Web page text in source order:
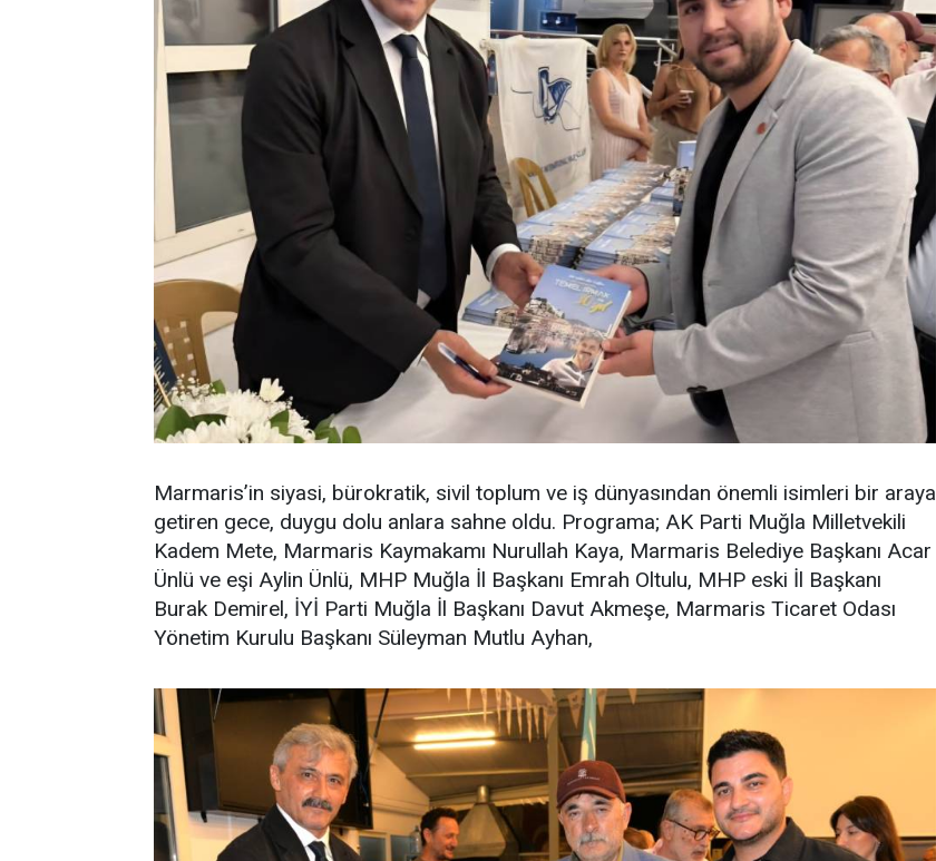
Marmaris’in siyasi, bürokratik, sivil toplum ve iş dünyasından önemli isimleri bir araya
getiren gece, duygu dolu anlara sahne oldu. Programa; AK Parti Muğla Milletvekili
Kadem Mete, Marmaris Kaymakamı Nurullah Kaya, Marmaris Belediye Başkanı Acar
Ünlü ve eşi Aylin Ünlü, MHP Muğla İl Başkanı Emrah Oltulu, MHP eski İl Başkanı
Burak Demirel, İYİ Parti Muğla İl Başkanı Davut Akmeşe, Marmaris Ticaret Odası
Yönetim Kurulu Başkanı Süleyman Mutlu Ayhan,